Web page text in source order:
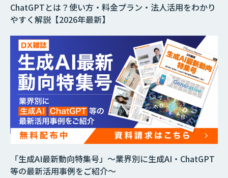
ChatGPTとは？使い方・料金プラン・法人活用をわかり
やすく解説【2026年最新】
「生成AI最新動向特集号」～業界別に生成AI・ChatGPT
等の最新活用事例をご紹介～